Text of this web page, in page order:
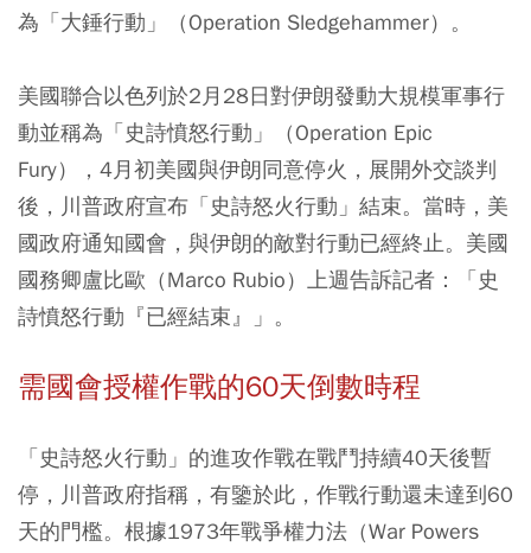
為「大錘行動」（Operation Sledgehammer）。
美國聯合以色列於2月28日對伊朗發動大規模軍事行
動並稱為「史詩憤怒行動」（Operation Epic
Fury），4月初美國與伊朗同意停火，展開外交談判
後，川普政府宣布「史詩怒火行動」結束。當時，美
國政府通知國會，與伊朗的敵對行動已經終止。美國
國務卿盧比歐（Marco Rubio）上週告訴記者：「史
詩憤怒行動『已經結束』」。
需國會授權作戰的60天倒數時程
「史詩怒火行動」的進攻作戰在戰鬥持續40天後暫
停，川普政府指稱，有鑒於此，作戰行動還未達到60
天的門檻。根據1973年戰爭權力法（War Powers